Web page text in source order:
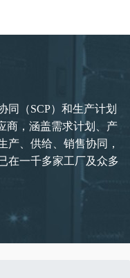
同（SCP）和生产计划
商，涵盖需求计划、产
产、供给、销售协同，
在一千多家工厂及众多